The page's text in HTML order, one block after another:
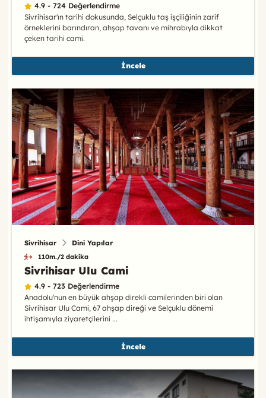
4.9 - 724 Değerlendirme
Sivrihisar'ın tarihi dokusunda, Selçuklu taş işçiliğinin zarif
örneklerini barındıran, ahşap tavanı ve mihrabıyla dikkat
çeken tarihi cami.
İncele
Sivrihisar Dini Yapılar
110m./2 dakika
Sivrihisar Ulu Cami
4.9 - 723 Değerlendirme
Anadolu'nun en büyük ahşap direkli camilerinden biri olan
Sivrihisar Ulu Cami, 67 ahşap direği ve Selçuklu dönemi
ihtişamıyla ziyaretçilerini ...
İncele